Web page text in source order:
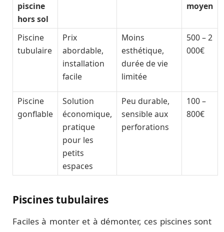
piscine
hors sol
moyen
Piscine
tubulaire
Prix
abordable,
installation
facile
Moins
esthétique,
durée de vie
limitée
500 – 2
000€
Piscine
gonflable
Solution
économique,
pratique
pour les
petits
espaces
Peu durable,
sensible aux
perforations
100 –
800€
Piscines tubulaires
Faciles à monter et à démonter, ces piscines sont